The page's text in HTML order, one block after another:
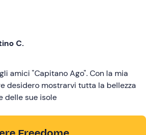
C.
amici "Capitano Ago". Con la mia
desidero mostrarvi tutta la bellezza
delle sue isole